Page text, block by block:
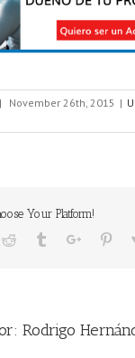
| November 26th, 2015 |
Your Platform!
Reddit TumblrGoogle+
Rodrigo